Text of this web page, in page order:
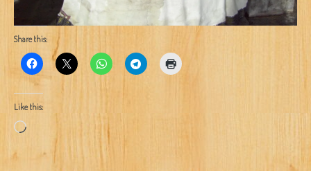
Share this:
Like this:
Loading…